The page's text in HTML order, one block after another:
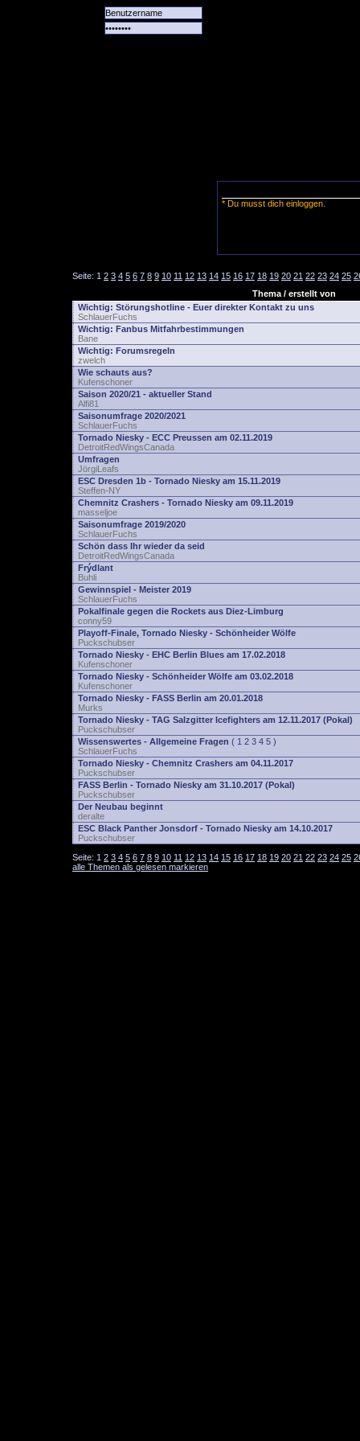
* Du musst dich einloggen.
Seite: 1 2 3 4 5 6 7 8 9 10 11 12 13 14 15 16 17 18 19 20 21 22 23 24 25
Thema / erstellt von
Wichtig: Störungshotline - Euer direkter Kontakt zu uns
SchlauerFuchs
Wichtig: Fanbus Mitfahrbestimmungen
Bane
Wichtig: Forumsregeln
zwelch
Wie schauts aus?
Kufenschoner
Saison 2020/21 - aktueller Stand
Alfi81
Saisonumfrage 2020/2021
SchlauerFuchs
Tornado Niesky - ECC Preussen am 02.11.2019
DetroitRedWingsCanada
Umfragen
JörgiLeafs
ESC Dresden 1b - Tornado Niesky am 15.11.2019
Steffen-NY
Chemnitz Crashers - Tornado Niesky am 09.11.2019
masseljoe
Saisonumfrage 2019/2020
SchlauerFuchs
Schön dass Ihr wieder da seid
DetroitRedWingsCanada
Frýdlant
Buhli
Gewinnspiel - Meister 2019
SchlauerFuchs
Pokalfinale gegen die Rockets aus Diez-Limburg
conny59
Playoff-Finale, Tornado Niesky - Schönheider Wölfe
Puckschubser
Tornado Niesky - EHC Berlin Blues am 17.02.2018
Kufenschoner
Tornado Niesky - Schönheider Wölfe am 03.02.2018
Kufenschoner
Tornado Niesky - FASS Berlin am 20.01.2018
Murks
Tornado Niesky - TAG Salzgitter Icefighters am 12.11.2017 (Pokal)
Puckschubser
Wissenswertes - Allgemeine Fragen ( 1 2 3 4 5 )
SchlauerFuchs
Tornado Niesky - Chemnitz Crashers am 04.11.2017
Puckschubser
FASS Berlin - Tornado Niesky am 31.10.2017 (Pokal)
Puckschubser
Der Neubau beginnt
deralte
ESC Black Panther Jonsdorf - Tornado Niesky am 14.10.2017
Puckschubser
Seite: 1 2 3 4 5 6 7 8 9 10 11 12 13 14 15 16 17 18 19 20 21 22 23 24 25
alle Themen als gelesen markieren